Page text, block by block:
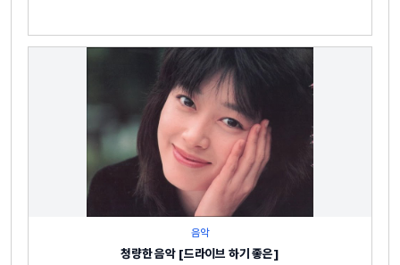
음악
청량한 음악 [드라이브 하기 좋은]